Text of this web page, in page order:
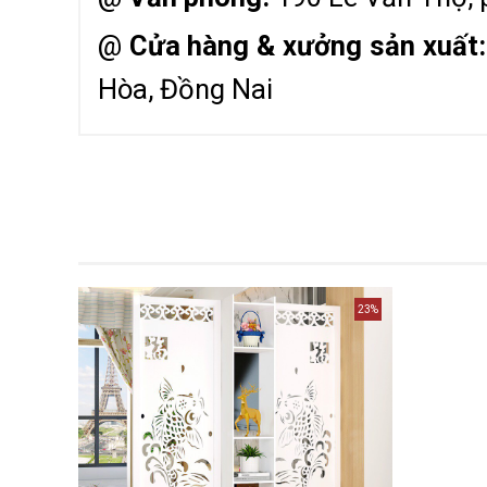
@ Cửa hàng & xưởng sản xuất:
Hòa, Đồng Nai
23%